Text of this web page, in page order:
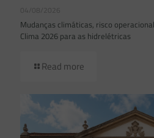
04/08/2026
Mudanças climáticas, risco
Clima 2026 para as hidrelétricas
Read more